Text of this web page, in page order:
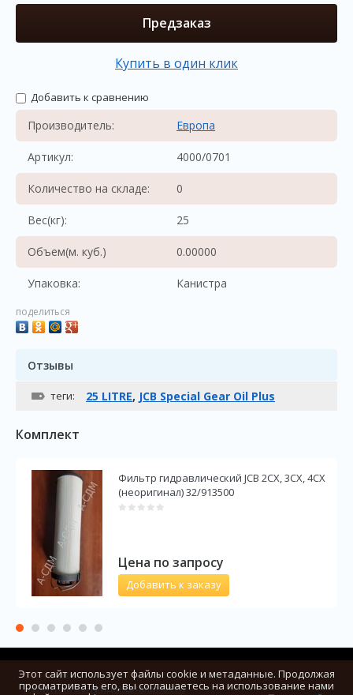
Этот сайт использует файлы cookie и метаданные. Продолжая
просматривать его, вы соглашаетесь на использование нами
Предзаказ
Купить в один клик
Добавить к сравнению
Производитель: Европа
Артикул: 4000/0701
Количество на складе: 0
Вес(кг): 25
Объем(м. куб.) 0.00000
Упаковка: Канистра
поделиться
Отзывы
теги: 25 LITRE, JCB Special Gear Oil Plus
Комплект
Фильтр гидравлический JCB 2CX, 3CX, 4CX
(неоригинал) 32/913500
Цена по запросу
Добавить к заказу
Copyright © 2012 - 2026 АСДМ
Политика конфиденциальности